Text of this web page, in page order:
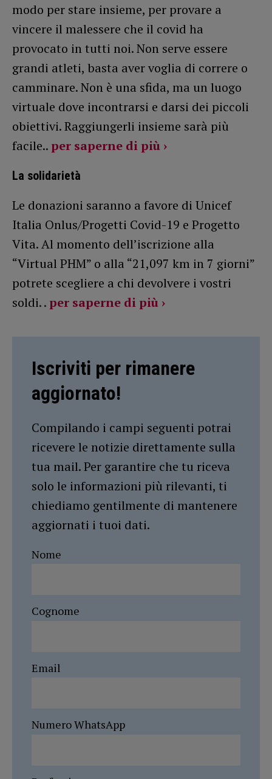
modo per stare insieme, per provare a
vincere il malessere che il covid ha
provocato in tutti noi. Non serve essere
grandi atleti, basta aver voglia di correre o
camminare. Non è una sfida, ma un luogo
virtuale dove incontrarsi e darsi dei piccoli
obiettivi. Raggiungerli insieme sarà più
facile.. per saperne di più ›
La solidarietà
Le donazioni saranno a favore di Unicef
Italia Onlus/Progetti Covid-19 e Progetto
Vita. Al momento dell’iscrizione alla
“Virtual PHM” o alla “21,097 km in 7 giorni”
potrete scegliere a chi devolvere i vostri
soldi. . per saperne di più ›
Iscriviti per rimanere
aggiornato!
Compilando i campi seguenti potrai
ricevere le notizie direttamente sulla
tua mail. Per garantire che tu riceva
solo le informazioni più rilevanti, ti
chiediamo gentilmente di mantenere
aggiornati i tuoi dati.
Nome
Cognome
Email
Numero WhatsApp